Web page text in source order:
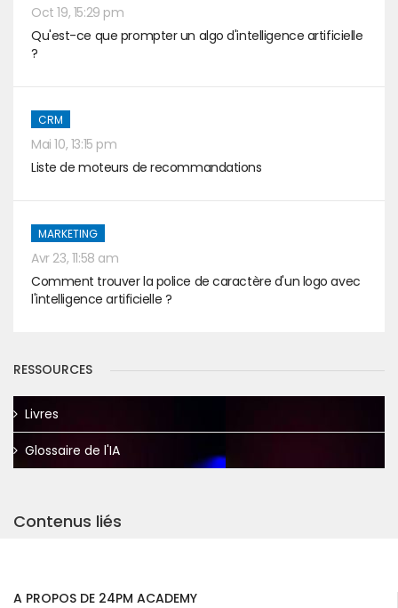
Oct 19, 15:29 pm
Qu'est-ce que prompter un algo d'intelligence artificielle
?
CRM
Mai 10, 13:15 pm
Liste de moteurs de recommandations
MARKETING
Avr 23, 11:58 am
Comment trouver la police de caractère d'un logo avec
l'intelligence artificielle ?
RESSOURCES
Livres
Glossaire de l'IA
Contenus liés
A PROPOS DE 24PM ACADEMY